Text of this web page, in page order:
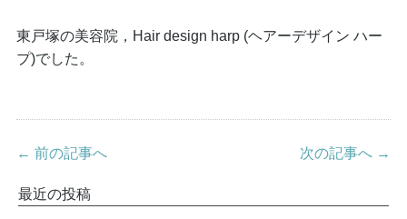
東戸塚の美容院，Hair design harp (ヘアーデザイン ハー
プ)でした。
← 前の記事へ 次の記事へ →
最近の投稿